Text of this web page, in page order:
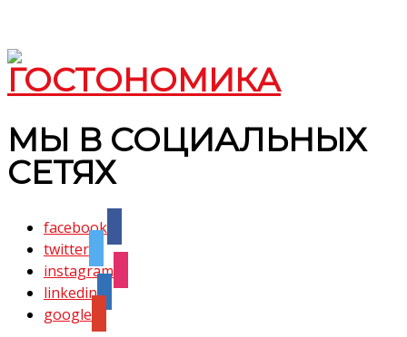
МЫ В СОЦИАЛЬНЫХ
СЕТЯХ
facebook
twitter
instagram
linkedin
google